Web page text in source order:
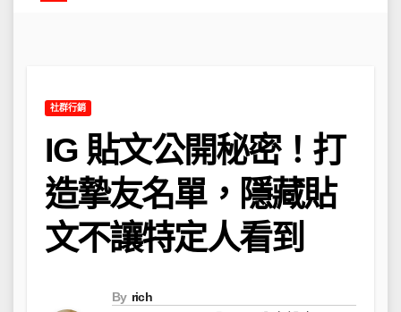
社群行銷
IG 貼文公開秘密！打
造摯友名單，隱藏貼
文不讓特定人看到
By rich